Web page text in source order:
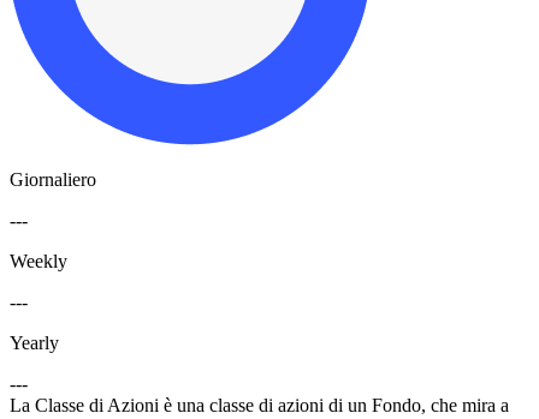
Giornaliero
---
Weekly
---
Yearly
---
La Classe di Azioni è una classe di azioni di un Fondo, che mira a